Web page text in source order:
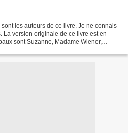
les auteurs de ce livre. Je ne connais
version originale de ce livre est en
sont Suzanne, Madame Wiener,